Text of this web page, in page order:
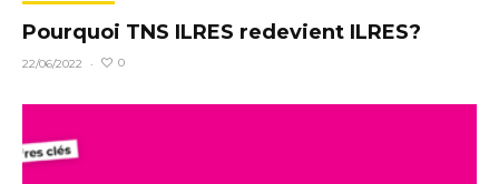
Pourquoi TNS ILRES redevient ILRES?
22/06/2022 · 0